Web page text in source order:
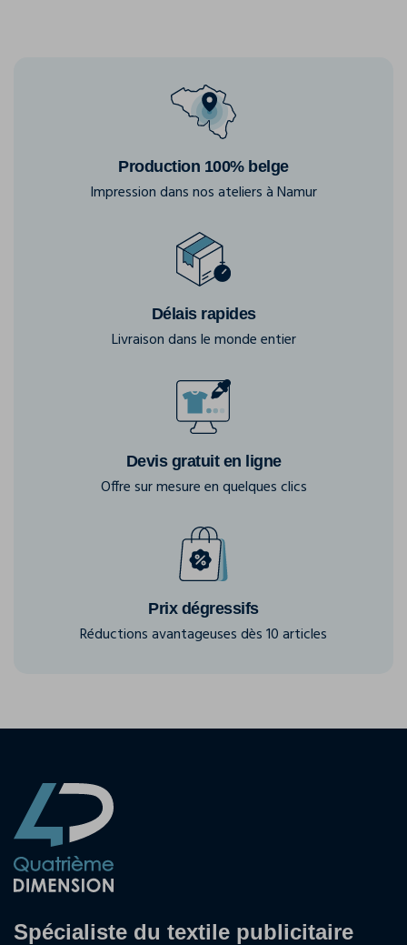
Production 100% belge
Impression dans nos ateliers à Namur
Délais rapides
Livraison dans le monde entier
Devis gratuit en ligne
Offre sur mesure en quelques clics
Prix dégressifs
Réductions avantageuses dès 10 articles
Spécialiste du textile publicitaire